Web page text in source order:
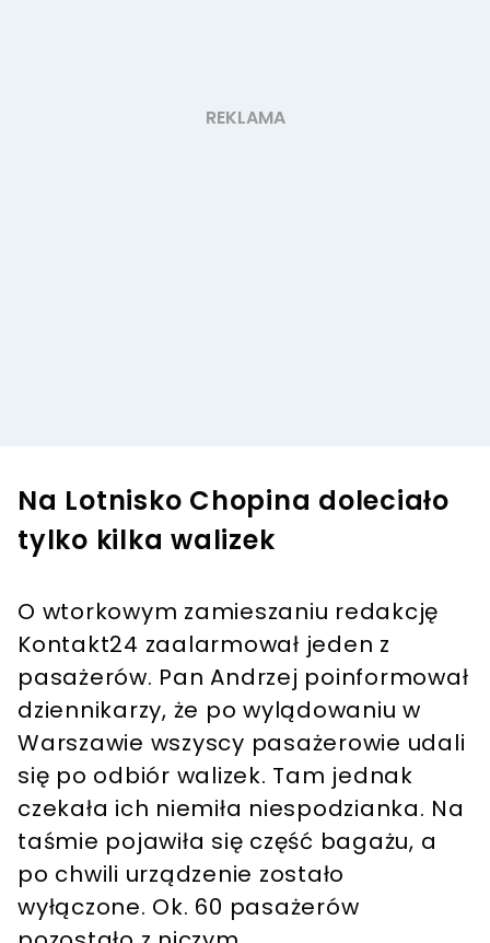
Na Lotnisko Chopina doleciało
tylko kilka walizek
O wtorkowym zamieszaniu redakcję
Kontakt24 zaalarmował jeden z
pasażerów. Pan Andrzej poinformował
dziennikarzy, że po wylądowaniu w
Warszawie wszyscy pasażerowie udali
się po odbiór walizek. Tam jednak
czekała ich niemiła niespodzianka. Na
taśmie pojawiła się część bagażu, a
po chwili urządzenie zostało
wyłączone. Ok. 60 pasażerów